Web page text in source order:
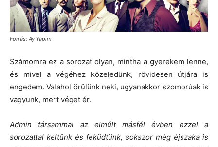
Forrás: Ay Yapim
Számomra ez a sorozat olyan, mintha a gyerekem lenne,
és mivel a végéhez közeledünk, rövidesen útjára is
engedem. Valahol örülünk neki, ugyanakkor szomorúak is
vagyunk, mert véget ér.
Admin társammal az elmúlt másfél évben ezzel a
sorozattal keltünk és feküdtünk, sokszor még éjszaka is